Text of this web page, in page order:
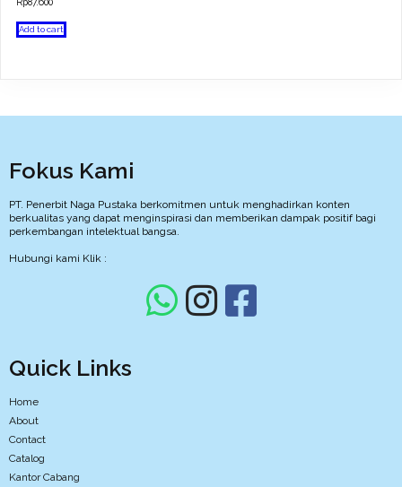
Add to cart
Fokus Kami
PT. Penerbit Naga Pustaka berkomitmen untuk menghadirkan konten
berkualitas yang dapat menginspirasi dan memberikan dampak positif bagi
perkembangan intelektual bangsa.
Hubungi kami Klik :
Quick Links
Home
About
Contact
Catalog
Kantor Cabang